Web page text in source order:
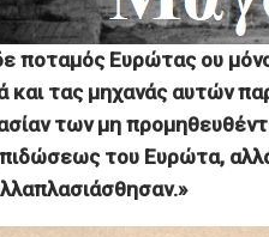
ποταμός Ευρώτας ου
και τας μηχανάς αυτών
των μη
του Ευρώτα,